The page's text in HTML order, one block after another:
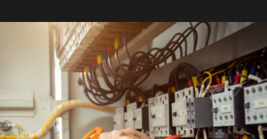
résoudre vos problèmes électriques avec
efficacité et sans attendre.